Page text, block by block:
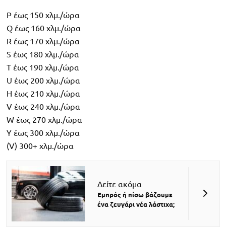
P έως 150 χλμ./ώρα
Q έως 160 χλμ./ώρα
R έως 170 χλμ./ώρα
S έως 180 χλμ./ώρα
T έως 190 χλμ./ώρα
U έως 200 χλμ./ώρα
H έως 210 χλμ./ώρα
V έως 240 χλμ./ώρα
W έως 270 χλμ./ώρα
Y έως 300 χλμ./ώρα
(V) 300+ χλμ./ώρα
Δείτε ακόμα
Εμπρός ή πίσω βάζουμε
ένα ζευγάρι νέα λάστιχα;